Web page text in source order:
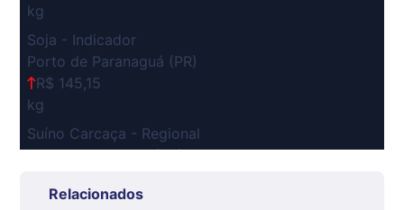
kg
Soja - Indicador
Porto de Paranaguá (PR)
R$ 145,15
kg
Suíno Carcaça - Regional
Grande São Paulo (SP)
Relacionados